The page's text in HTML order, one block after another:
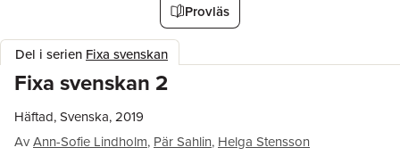
Provläs
Del i serien Fixa svenskan
Fixa svenskan 2
Häftad, Svenska, 2019
AvAnn-Sofie Lindholm, Pär Sahlin, Helga Stensson